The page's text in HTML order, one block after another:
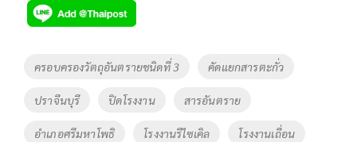
e
b
o
o
k
tt
er
p
y
Li
n
k
Tags
ครอบครองวัตถุอันตรายชนิดที่ 3 คัดแยกสารตะกั่ว
ปราจีนบุรี ปิดโรงงาน สารอันตราย
อำเภอศรีมหาโพธิ โรงงานรีไซเคิล โรงงานเถื่อน